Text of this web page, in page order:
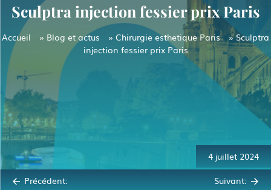
Sculptra injection fessier prix Paris
Accueil » Blog et actus » Chirurgie esthetique Paris »Sculptra
injection fessier prix Paris
4 juillet 2024
Navigation
de
l’article
Précédent: Suivant: